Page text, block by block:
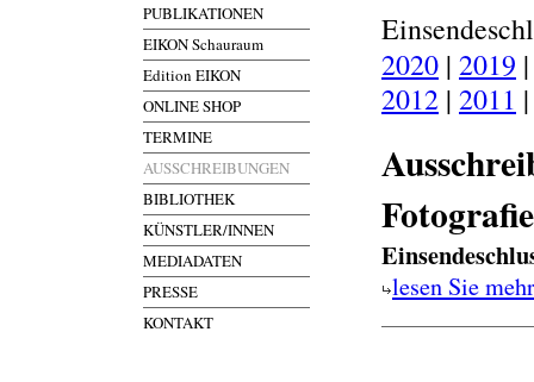
PUBLIKATIONEN
EIKON Schauraum
Edition EIKON
ONLINE SHOP
TERMINE
AUSSCHREIBUNGEN
BIBLIOTHEK
KÜNSTLER/INNEN
MEDIADATEN
PRESSE
KONTAKT
2020 | 2019
2012 | 2011
lesen Sie mehr